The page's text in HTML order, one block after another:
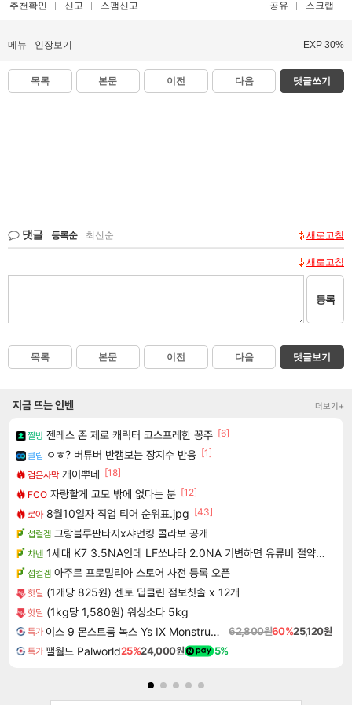
추천확인 신고 스팸신고 공유 스크랩
메뉴 인장보기 EXP 30%
목록 본문 이전 다음 댓글쓰기
댓글 등록순 최신순 새로고침
새로고침
등록
목록 본문 이전 다음 댓글보기
지금 뜨는 인벤 더보기+
짤방 젠레스 존 제로 캐릭터 코스프레한 꽁주 [6]
클립 ㅇㅎ? 버튜버 반캠보는 장지수 반응 [1]
검은사막 개이뿌네 [18]
FCO 자랑할게 고모 밖에 없다는 분 [12]
로아 8월10일자 직업 티어 순위표.jpg [43]
섭컬겜 그랑블루판타지x샤먼킹 콜라보 공개
차벤 1세대 K7 3.5NA인데 LF쏘나타 2.0NA 기변하면 유류비 절약이 얼마나 될까요..?
섭컬겜 아주르 프로밀리아 스토어 사전 등록 오픈
핫딜 (1개당 825원) 센토 딥클린 점보칫솔 x 12개
핫딜 (1kg당 1,580원) 워싱소다 5kg
특가 이스 9 몬스트룸 녹스 Ys IX Monstrum Nox 62,800원60%25,120원
특가 팰월드 Palworld25%24,000원 5%